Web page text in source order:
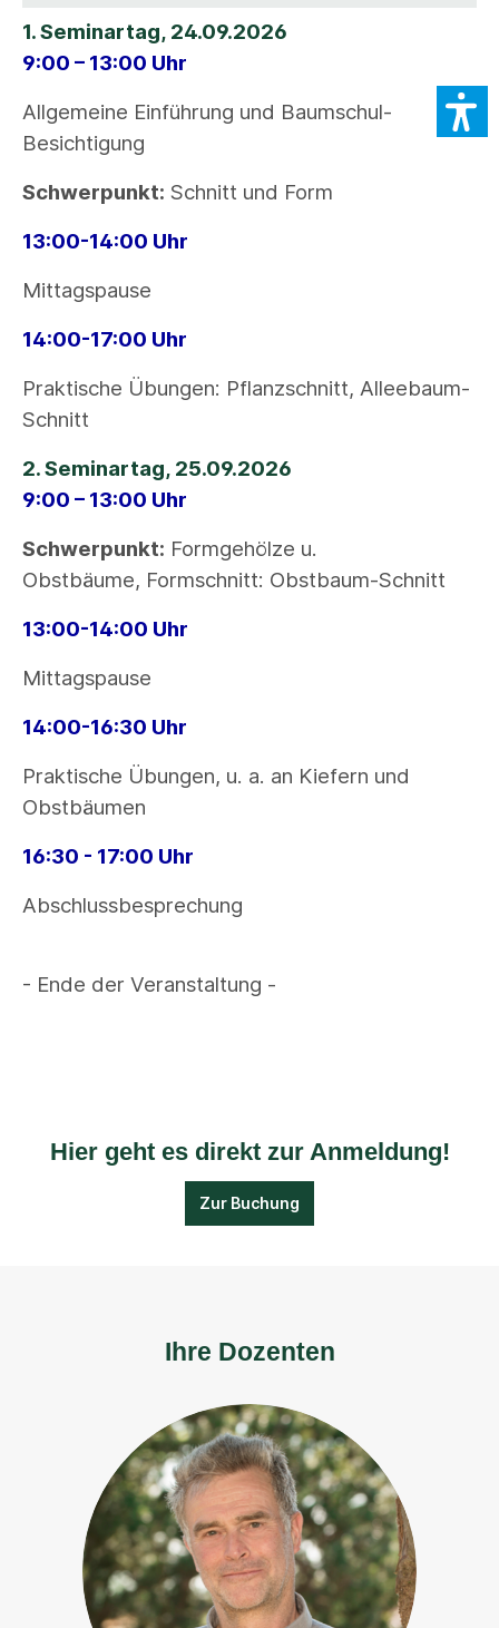
1. Seminartag, 24.09.2026
9:00 – 13:00 Uhr
Allgemeine Einführung und Baumschul-
Besichtigung
Schwerpunkt: Schnitt und Form
13:00-14:00 Uhr
Mittagspause
14:00-17:00 Uhr
Praktische Übungen: Pflanzschnitt, Alleebaum-
Schnitt
2. Seminartag, 25.09.2026
9:00 – 13:00 Uhr
Schwerpunkt: Formgehölze u.
Obstbäume, Formschnitt: Obstbaum-Schnitt
13:00-14:00 Uhr
Mittagspause
14:00-16:30 Uhr
Praktische Übungen, u. a. an Kiefern und
Obstbäumen
16:30 - 17:00 Uhr
Abschlussbesprechung
- Ende der Veranstaltung -
Hier geht es direkt zur Anmeldung!
Zur Buchung
Ihre Dozenten